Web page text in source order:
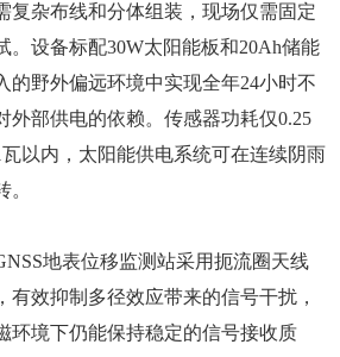
复杂布线和分体组装，现场仅需固定
。设备标配30W太阳能板和20Ah储能
的野外偏远环境中实现全年24小时不
外部供电的依赖。传感器功耗仅0.25
以内，太阳能供电系统可在连续阴雨
地表位移监测站采用扼流圈天线
有效抑制多径效应带来的信号干扰，
环境下仍能保持稳定的信号接收质